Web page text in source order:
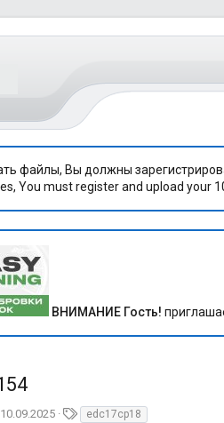
файлы, Вы должны
You must register and upload your
ВНИМАНИЕ Гость!
Д
10.09.2025
Т edc17cp18